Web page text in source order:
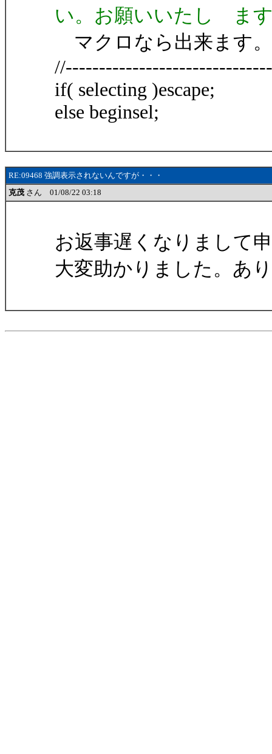
い。お願いいたし ま
マクロなら出来ます。
if( selecting )escape;
else beginsel;
RE:09468 強調表示されないんですが・・・
克茂 さん 01/08/22 03:18
お返事遅くなりまして
大変助かりました。あ